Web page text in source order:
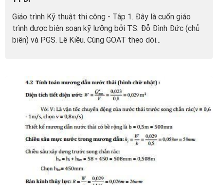
Giáo trình Kỹ thuật thi công - Tập 1. Đây là cuốn giáo
trình được biên soạn kỹ lưỡng bởi TS. Đỗ Đình Đức (chủ
biên) và PGS. Lê Kiều. Cùng GOAT theo dõi...